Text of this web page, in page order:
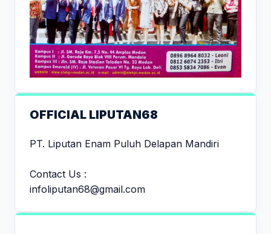
OFFICIAL LIPUTAN68
PT. Liputan Enam Puluh Delapan Mandiri
Contact Us :
infoliputan68@gmail.com